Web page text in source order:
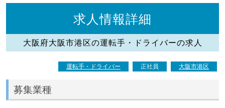
求人情報詳細
大阪府大阪市港区の運転手・ドライバーの求人
運転手・ドライバー 正社員 大阪市港区
募集業種